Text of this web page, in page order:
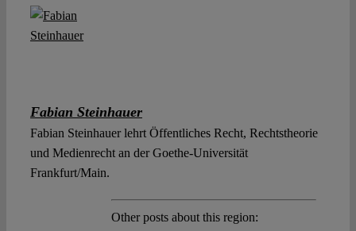
Fabian Steinhauer
Fabian Steinhauer lehrt Öffentliches Recht, Rechtstheorie
und Medienrecht an der Goethe-Universität
Frankfurt/Main.
Other posts about this region: